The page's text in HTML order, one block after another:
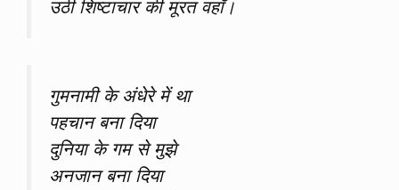
उठी शिष्टाचार की मूरत वहाँ।
गुमनामी के अंधेरे में था
पहचान बना दिया
दुनिया के गम से मुझे
अनजान बना दिया